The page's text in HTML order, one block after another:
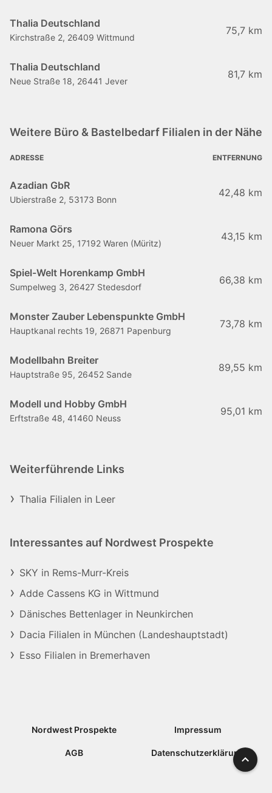
Thalia Deutschland
Kirchstraße 2, 26409 Wittmund
75,7 km
Thalia Deutschland
Neue Straße 18, 26441 Jever
81,7 km
Weitere Büro & Bastelbedarf Filialen in der Nähe
ADRESSE ENTFERNUNG
Azadian GbR
Ubierstraße 2, 53173 Bonn
42,48 km
Ramona Görs
Neuer Markt 25, 17192 Waren (Müritz)
43,15 km
Spiel-Welt Horenkamp GmbH
Sumpelweg 3, 26427 Stedesdorf
66,38 km
Monster Zauber Lebenspunkte GmbH
Hauptkanal rechts 19, 26871 Papenburg
73,78 km
Modellbahn Breiter
Hauptstraße 95, 26452 Sande
89,55 km
Modell und Hobby GmbH
Erftstraße 48, 41460 Neuss
95,01 km
Weiterführende Links
Thalia Filialen in Leer
Interessantes auf Nordwest Prospekte
SKY in Rems-Murr-Kreis
Adde Cassens KG in Wittmund
Dänisches Bettenlager in Neunkirchen
Dacia Filialen in München (Landeshauptstadt)
Esso Filialen in Bremerhaven
Nordwest Prospekte Impressum
AGB Datenschutzerklärung Nach